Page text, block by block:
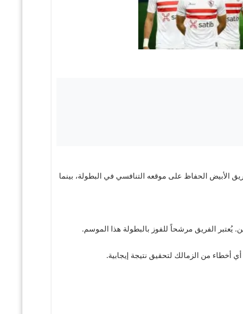
الأبيض الحفاظ على موقعه التنافسي في البطولة، بينما
يُعتبر الفريق مرشحاً للفوز بالبطولة هذا الموسم.
أخطاء من الزمالك لتحقيق نتيجة إيجابية.